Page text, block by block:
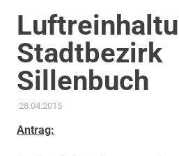
Inhalt
springen
Fraktion
Linke
SÖS
Tierschutz
im
Gemeinderat
Stadtbezirk
Sillenbuch
28.04.2015ADMIN
UMWELT, KLIMA & ENERGIE
Antrag: